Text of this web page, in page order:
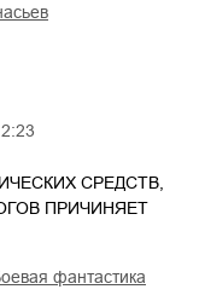
СРЕДСТВ,
ПРИЧИНЯЕТ
боевая фантастика